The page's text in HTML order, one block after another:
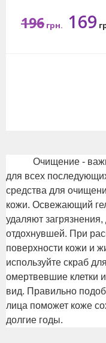
196 грн. 169
Очищение -
для всех
средства для
кожи. Освежающий
удаляют
отдохнувшей. При
поверхности кожи и
используйте скраб
омертвевшие клетки
вид. Правильно
лица поможет коже
долгие годы.